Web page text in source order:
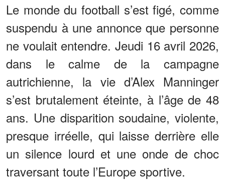
Le monde du football s’est figé, comme
suspendu à une annonce que personne
ne voulait entendre. Jeudi 16 avril 2026,
dans le calme de la campagne
autrichienne, la vie d’Alex Manninger
s’est brutalement éteinte, à l’âge de 48
ans. Une disparition soudaine, violente,
presque irréelle, qui laisse derrière elle
un silence lourd et une onde de choc
traversant toute l’Europe sportive.